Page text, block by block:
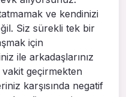
ve kendinizi
Siz sürekli tek bir
için
ile arkadaşlarınız
geçirmekten
karşısında negatif